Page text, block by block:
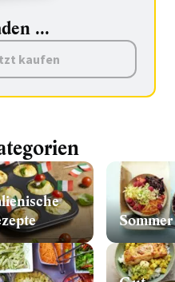
...
kaufen
Sommer